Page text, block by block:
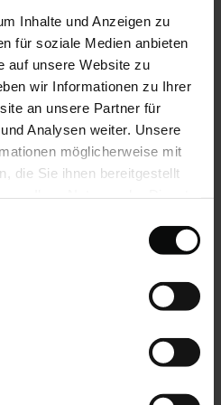
Inhalte und Anzeigen zu
für soziale Medien anbieten
auf unsere Website zu
wir Informationen zu Ihrer
an unsere Partner für
Analysen weiter. Unsere
möglicherweise mit
die Sie ihnen bereitgestellt
Maß am Lager)